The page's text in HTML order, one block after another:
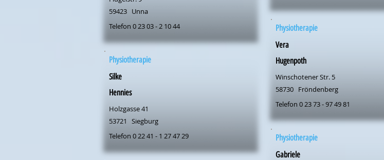
59423 Unna
Telefon 0 23 03 - 2 10 44
Physiotherapie
Silke
Hennies
Holzgasse 41
53721
Siegburg
Telefon 0 22 41 - 1 27 47 29
Physiotherapie
Vera
Hugenpoth
Winschotener Str. 5
58730 Fröndenberg
Telefon 0 23 73 - 97 49 81
Physiotherapie
Gabriele